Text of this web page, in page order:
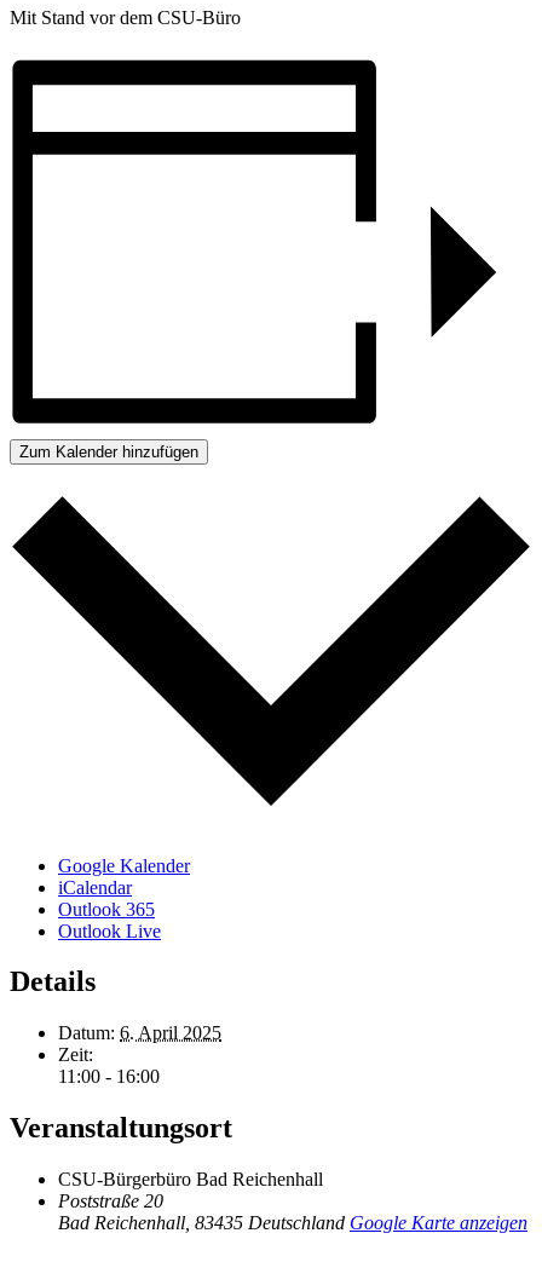
Mit Stand vor dem CSU-Büro
Zum Kalender hinzufügen
Google Kalender
iCalendar
Outlook 365
Outlook Live
Details
Datum: 6. April 2025
Zeit:
11:00 - 16:00
Veranstaltungsort
CSU-Bürgerbüro Bad Reichenhall
Poststraße 20
Bad Reichenhall 83435 Deutschland Google Karte anzeigen